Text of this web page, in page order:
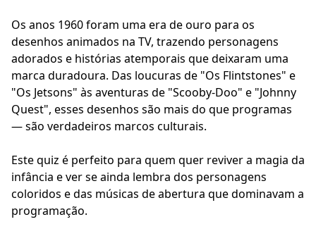
Os anos 1960 foram uma era de ouro para os
desenhos animados na TV, trazendo personagens
adorados e histórias atemporais que deixaram uma
marca duradoura. Das loucuras de "Os Flintstones" e
"Os Jetsons" às aventuras de "Scooby-Doo" e "Johnny
Quest", esses desenhos são mais do que programas
— são verdadeiros marcos culturais.
Este quiz é perfeito para quem quer reviver a magia da
infância e ver se ainda lembra dos personagens
coloridos e das músicas de abertura que dominavam a
programação.